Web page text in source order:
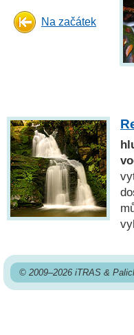
Na začátek
© 2009–2026 iTRAS &